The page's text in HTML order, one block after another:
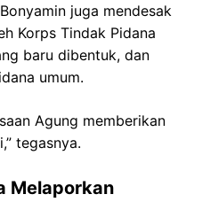
juga mendesak
Korps Tindak Pidana
baru dibentuk, dan
umum.
Agung memberikan
tegasnya.
Melaporkan